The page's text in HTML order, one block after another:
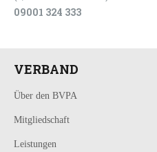
09001 324 333
VERBAND
Über den BVPA
Mitgliedschaft
Leistungen